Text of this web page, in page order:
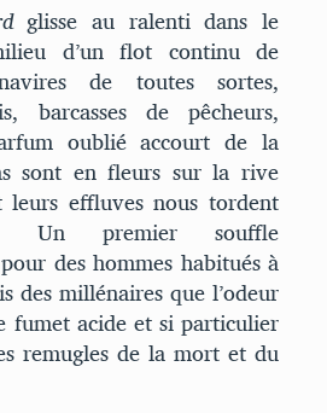
glisse au ralenti dans le
d’un flot continu de
de toutes sortes,
barcasses de pêcheurs,
oublié accourt de la
sont en fleurs sur la rive
leurs effluves nous tordent
Un premier souffle
pour des hommes habitués à
des millénaires que l’odeur
fumet acide et si particulier
remugles de la mort et du